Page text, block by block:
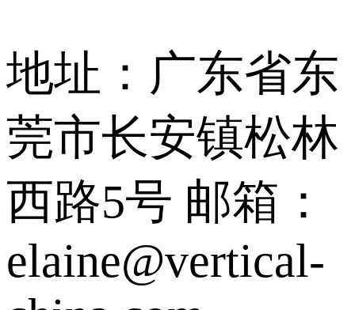
地址：广东省东
莞市长安镇松林
西路5号 邮箱：
elaine@vertical-